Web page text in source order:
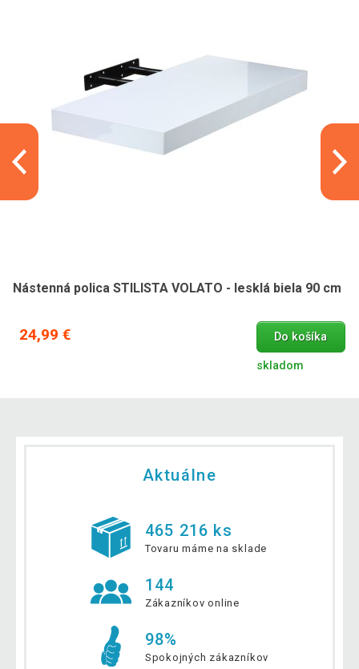
Nástenná polica STILISTA VOLATO - lesklá biela 90 cm
24,99 € Do košíka
skladom
Aktuálne
465 216 ks
Tovaru máme na sklade
144
Zákazníkov online
98%
Spokojných zákazníkov